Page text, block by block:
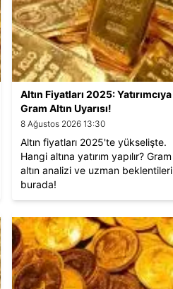
Altın Fiyatları 2025: Yatırımcıya
Gram Altın Uyarısı!
8 Ağustos 2026 13:30
Altın fiyatları 2025'te yükselişte.
Hangi altına yatırım yapılır? Gram
altın analizi ve uzman beklentileri
burada!